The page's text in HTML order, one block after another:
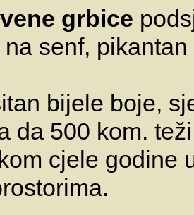
grbice
senf,
bijele boje,
da 500 kom.
cjele godine